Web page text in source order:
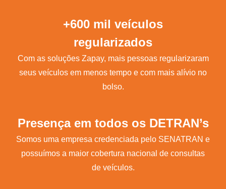
+600 mil veículos
regularizados
Com as soluções Zapay, mais pessoas regularizaram
seus veículos em menos tempo e com mais alívio no
bolso.
Presença em todos os DETRAN’s
Somos uma empresa credenciada pelo SENATRAN e
possuímos a maior cobertura nacional de consultas
de veículos.